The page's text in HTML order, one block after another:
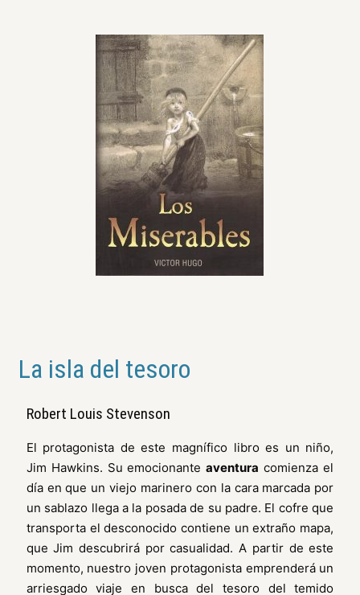
La isla del tesoro
Robert Louis Stevenson
El protagonista de este magnífico libro es un niño,
Jim Hawkins. Su emocionanteaventura comienza el
día en que un viejo marinero con la cara marcada por
un sablazo llega a la posada de su padre. El cofre que
transporta el desconocido contiene un extraño mapa,
que Jim descubrirá por casualidad. A partir de este
momento, nuestro joven protagonista emprenderá un
arriesgado viaje en busca del tesoro del temido